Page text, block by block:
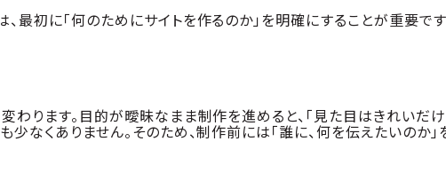
最初に「何のためにサイトを作るのか」を明確にすることが重要です
わります。目的が曖昧なまま制作を進めると、「見た目はきれいだ
なくありません。そのため、制作前には「誰に、何を伝えたいのか」